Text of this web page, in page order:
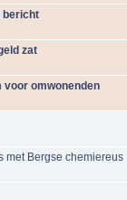
bericht
zat
voor omwonenden
met Bergse chemiereus